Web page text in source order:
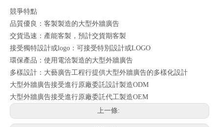
競爭特點
品質優良：客製製造的大型外牆廣告
交貨迅速：產能客製，預計交貨期客製
接受獨特設計或logo：可接受特別設計或LOGO
環保產品：使用電洽製造的大型外牆廣告
多樣設計：大藝廣告工程行提供大型外牆廣告的多樣化設計
大型外牆廣告接受進行原廠委託設計製造ODM
大型外牆廣告接受進行原廠委託代工製造OEM
上一條: